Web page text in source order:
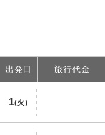
出発日 旅行代金
1(火)